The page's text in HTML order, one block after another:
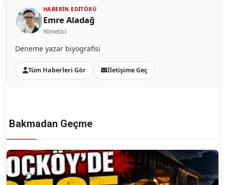
HABERIN EDITÖRÜ
Emre Aladağ
Yönetici
Deneme yazar biyografisi
Tüm Haberleri Gör İletişime Geç
Bakmadan Geçme